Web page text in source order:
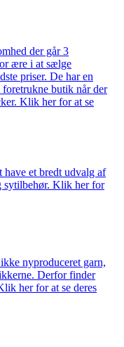
der går 3
ære i at sælge
priser. De har en
butik når der
Klik her for at se
have et bredt udvalg af
sytilbehør. Klik her for
nyproduceret garn,
Derfor finder
her for at se deres